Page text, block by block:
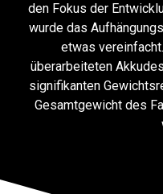
den Fokus der
wurde das
etwas
überarbeiteten
signifikanten
Gesamtgewicht des